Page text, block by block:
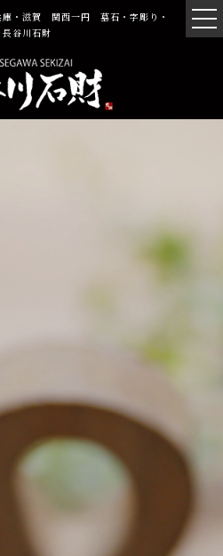
庫・滋賀 関西一円 墓石・字彫り・
谷川石財